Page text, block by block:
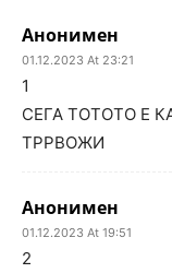
Анонимен
01.12.2023 At 23:21
1
СЕГА ТОТОТО Е
ТРРВОЖИ
Анонимен
01.12.2023 At 19:51
2